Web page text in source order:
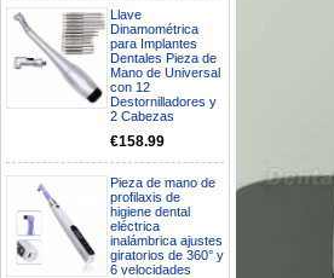
Llave
Dinamométrica
para Implantes
Dentales Pieza de
Mano de Universal
con 12
Destornilladores y
2 Cabezas
€158.99
Pieza de mano de
profilaxis de
higiene dental
eléctrica
inalámbrica ajustes
giratorios de 360° y
6 velocidades
Boa noite gostaria de saber se
seria possível entrega em
Portugal e quanto tempo no
máximo demoraria pra a morada
av Francisco Sá Carneiro n40
5430-423 Valpacos do seguinte
produto - Motor eléctrico dental
inalámbrico IPR pieza de mano
ortodoncia y pulido 2 en 1.
Rita
29/07/2026